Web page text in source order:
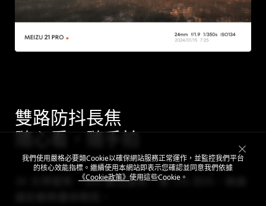
雙路防抖長焦
隨心看，隨手拍
3X 光學變焦，30X 數位變焦，雙 OIS 防抖，無論
我們使用嚴格必要類Cookie以確保網站服務正常運作，並監控我們平台
的核心效能指標。繼續使用本網站即表示您確認並同意我們依據
《Cookie政策》 使用這些Cookie。